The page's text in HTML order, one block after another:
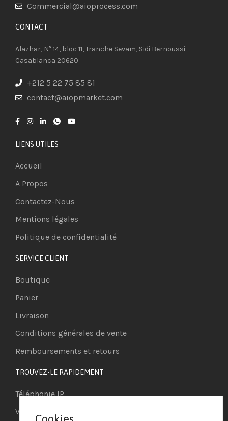
Commercial@aioprocess.com
CONTACT​
Alazhar, N° 14, bloc 11, Tranche Sevam, Sidi Bernoussi –
Casablanca 20620
+212 5 22 75 85 81
contact@aiopmarket.com
LIENS UTILES
Accueil
A Propos
Contactez-Nous
Mentions légales
Politique de confidentialité
SERVICE CLIENT
Boutique
Panier
Livraison
Conditions générales de vente
Remboursements et retours
TROUVEZ-LE RAPIDEMENT
Téléphonie IP
Visioconférence